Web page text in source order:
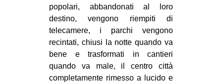
popolari, abbandonati al loro
destino, vengono riempiti di
telecamere, i parchi vengono
recintati, chiusi la notte quando va
bene e trasformati in cantieri
quando va male, il centro città
completamente rimesso a lucido e